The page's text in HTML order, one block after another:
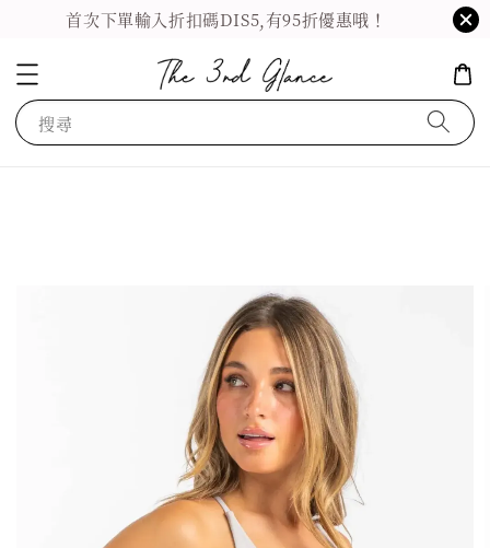
首次下單輸入折扣碼DIS5,有95折優惠哦！
搜尋